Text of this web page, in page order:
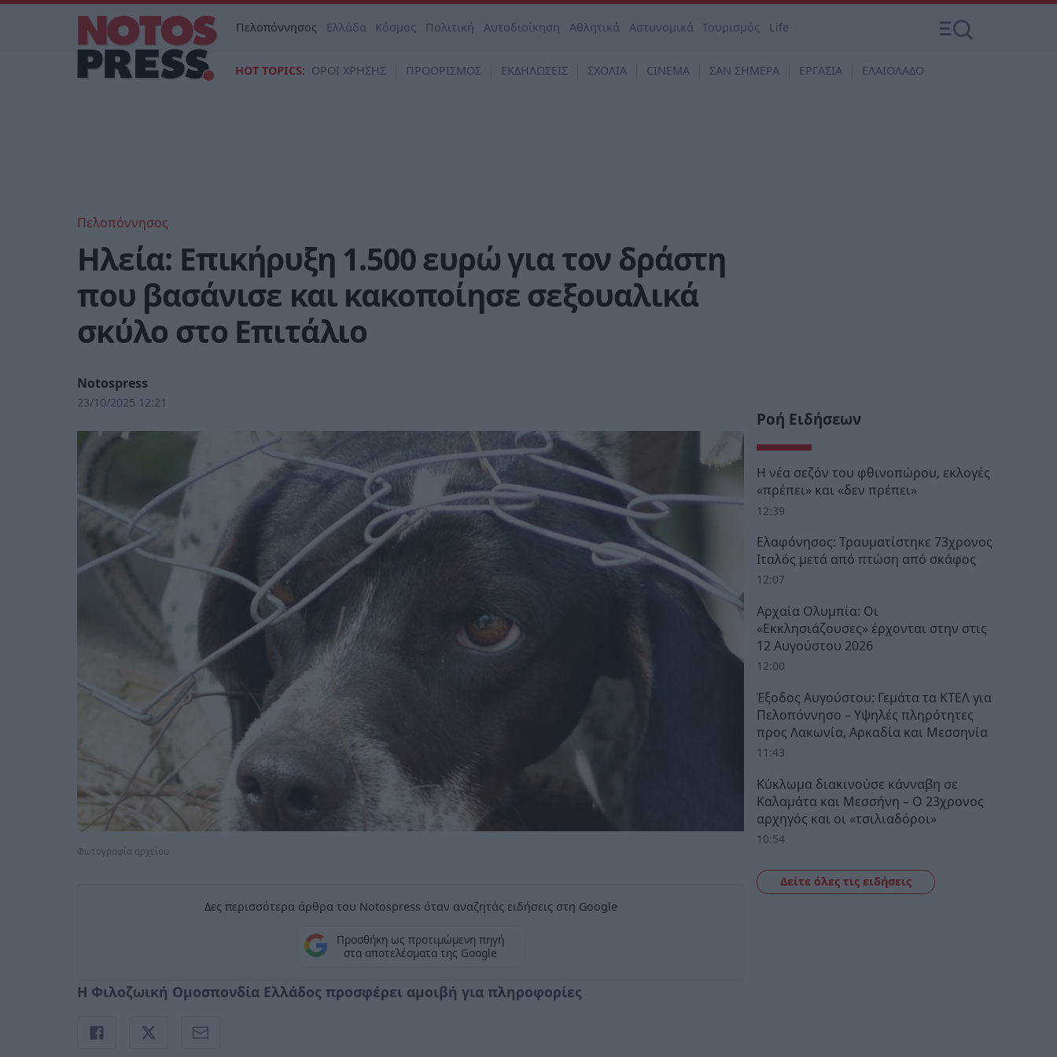
Πελοπόννησος Ελλάδα Κόσμος Πολιτική Αυτοδιοίκηση Αθλητικά Αστυνομικά Τουρισμός Life
HOT TOPICS: ΟΡΟΙ ΧΡΗΣΗΣ ΠΡΟΟΡΙΣΜΟΣ ΕΚΔΗΛΩΣΕΙΣ ΣΧΟΛΙΑ CINEMA ΣΑΝ ΣΗΜΕΡΑ ΕΡΓΑΣΙΑ ΕΛΑΙΟΛΑΔΟ
Πελοπόννησος
Ηλεία: Επικήρυξη 1.500 ευρώ για τον δράστη
που βασάνισε και κακοποίησε σεξουαλικά
σκύλο στο Επιτάλιο
Notospress
23/10/2025 12:21
Φωτογραφία αρχείου
Δες περισσότερα άρθρα του Notospress όταν αναζητάς ειδήσεις στη Google
Προσθήκη ως προτιμώμενη πηγή
στα αποτελέσματα της Google
Η Φιλοζωική Ομοσπονδία Ελλάδος προσφέρει αμοιβή για πληροφορίες
Ροή Ειδήσεων
Η νέα σεζόν του φθινοπώρου, εκλογές
«πρέπει» και «δεν πρέπει»
12:39
Ελαφόνησος: Τραυματίστηκε 73χρονος
Ιταλός μετά από πτώση από σκάφος
12:07
Αρχαία Ολυμπία: Οι
«Εκκλησιάζουσες» έρχονται στην στις
12 Αυγούστου 2026
12:00
Έξοδος Αυγούστου: Γεμάτα τα ΚΤΕΛ για
Πελοπόννησο – Υψηλές πληρότητες
προς Λακωνία, Αρκαδία και Μεσσηνία
11:43
Κύκλωμα διακινούσε κάνναβη σε
Καλαμάτα και Μεσσήνη – Ο 23χρονος
αρχηγός και οι «τσιλιαδόροι»
10:54
Δείτε όλες τις ειδήσεις